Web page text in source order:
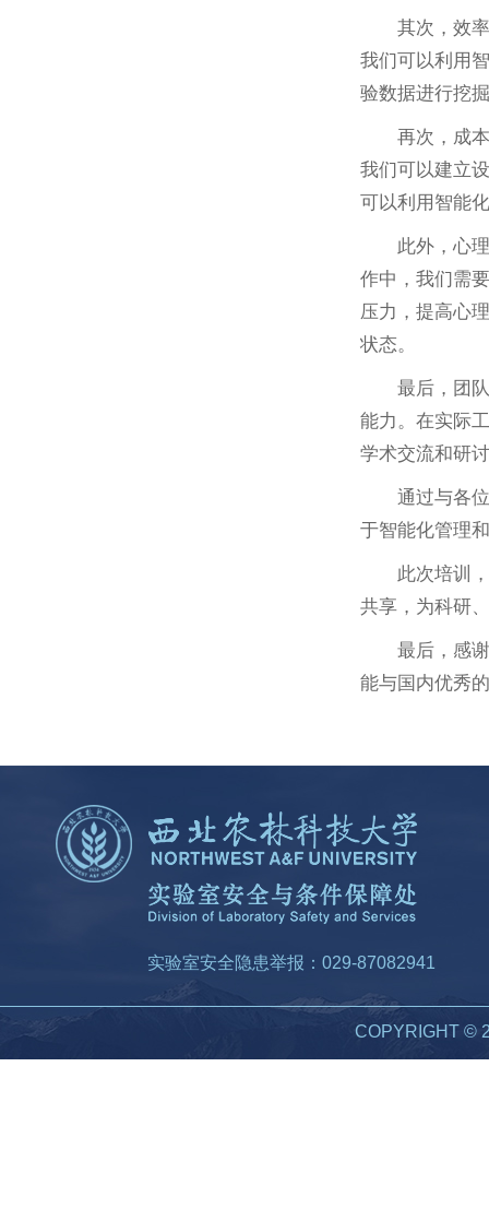
其次，效
我们可以利用
验数据进行挖
再次，成
我们可以建立
可以利用智能
此外，心
作中，我们需
压力，提高心
状态。
最后，团
能力。在实际
学术交流和研
通过与各
于智能化管理
此次培训
共享，为科研
最后，感
能与国内优秀
实验室安全隐患举报：029-87082941
COPYRIGHT ©